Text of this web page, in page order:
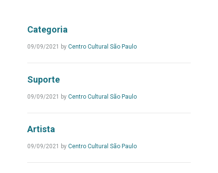
Categoria
09/09/2021 by Centro Cultural São Paulo
Suporte
09/09/2021 by Centro Cultural São Paulo
Artista
09/09/2021 by Centro Cultural São Paulo